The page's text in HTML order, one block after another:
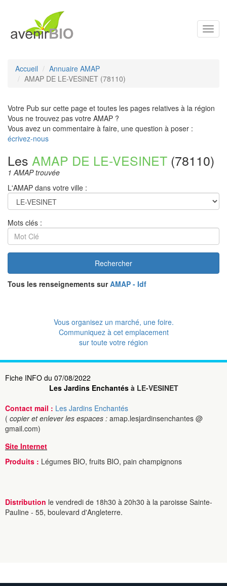
Accueil
Annuaire AMAP
AMAP DE LE-VESINET (78110)
Votre Pub sur cette page et toutes les pages relatives à la région
Vous ne trouvez pas votre AMAP ?
Vous avez un commentaire à faire, une question à poser :
écrivez-nous
Les AMAP DE LE-VESINET (78110)
1 AMAP trouvée
L'AMAP dans votre ville :
Mots clés :
Rechercher
Tous les renseignements surAMAP - Idf
Vous organisez un marché, une foire.
Communiquez à cet emplacement
sur toute votre région
Fiche INFO du 07/08/2022
Les Jardins Enchantésà LE-VESINET
Contact mail : Les Jardins Enchantés
( copier et enlever les espaces : amap.lesjardinsenchantes @
gmail.com)
Site Internet
Produits : Légumes BIO, fruits BIO, pain champignons
Distribution le vendredi de 18h30 à 20h30 à la paroisse Sainte-
Pauline - 55, boulevard d'Angleterre.